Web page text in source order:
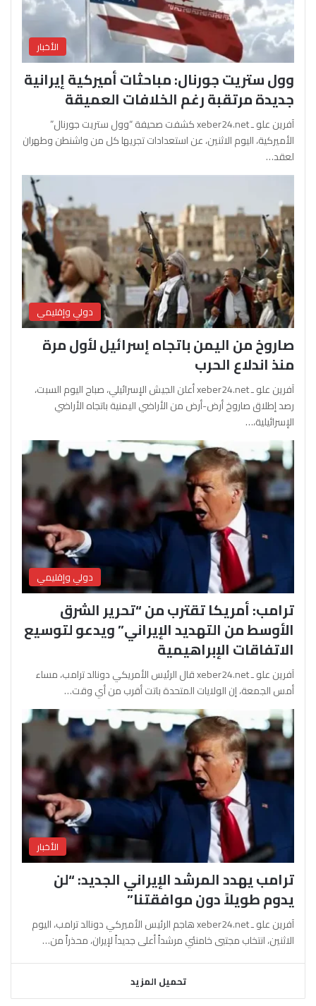
الأخبار
وول ستريت جورنال: مباحثات أميركية إيرانية
جديدة مرتقبة رغم الخلافات العميقة
آفرين علو ـ xeber24.net كشفت صحيفة “وول ستريت جورنال”
الأميركية، اليوم الاثنين، عن استعدادات تجريها كل من واشنطن وطهران
لعقد…
دولي وإقليمي
صاروخ من اليمن باتجاه إسرائيل لأول مرة
منذ اندلاع الحرب
آفرين علو ـ xeber24.net أعلن الجيش الإسرائيلي، صباح اليوم السبت،
رصد إطلاق صاروخ أرض-أرض من الأراضي اليمنية باتجاه الأراضي
الإسرائيلية،…
دولي وإقليمي
ترامب: أمريكا تقترب من “تحرير الشرق
الأوسط من التهديد الإيراني” ويدعو لتوسيع
الاتفاقات الإبراهيمية
آفرين علو ـ xeber24.net قال الرئيس الأمريكي دونالد ترامب، مساء
أمس الجمعة، إن الولايات المتحدة باتت أقرب من أي وقت…
الأخبار
ترامب يهدد المرشد الإيراني الجديد: “لن
يدوم طويلاً دون موافقتنا”
آفرين علو ـ xeber24.net هاجم الرئيس الأميركي دونالد ترامب، اليوم
الاثنين، انتخاب مجتبى خامنئي مرشداً أعلى جديداً لإيران، محذراً من…
تحميل المزيد